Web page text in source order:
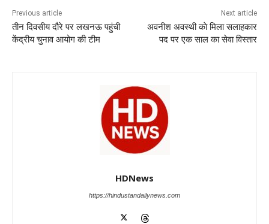
o
o
p
p
n
m
Previous article
तीन दिवसीय दौरे पर लखनऊ पहुंची
केंद्रीय चुनाव आयोग की टीम
Next article
अवनीश अवस्थी काे मिला सलाहकार
पद पर एक साल का सेवा विस्तार
HDNews
https://hindustandailynews.com